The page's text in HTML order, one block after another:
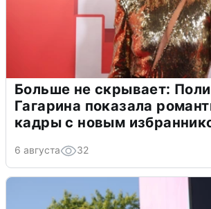
Больше не скрывает:
Гагарина показала
кадры с новым
6 августа 32